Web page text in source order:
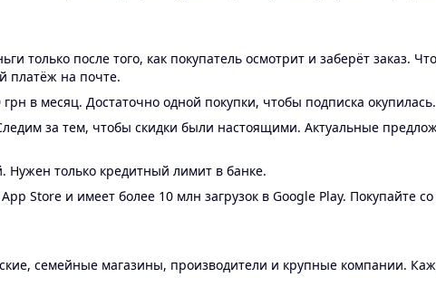
только после того, как покупатель осмотрит и заберёт заказ.
платёж на почте.
в месяц. Достаточно одной покупки, чтобы подписка окупилась.
за тем, чтобы скидки были настоящими. Актуальные
Нужен только кредитный лимит в банке.
Store и имеет более 10 млн загрузок в Google Play. Покупайте
семейные магазины, производители и крупные компании.